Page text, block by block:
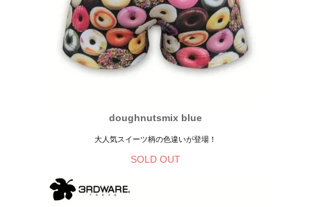
doughnutsmix blue
大人気スイーツ柄の色違いが登場！
SOLD OUT